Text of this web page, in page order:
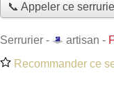
📞 Appeler ce
Serrurier - artisan -
Recommander ce